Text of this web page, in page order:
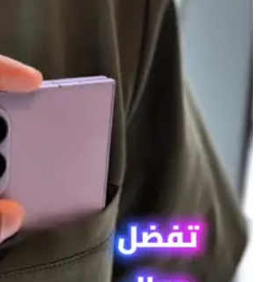
لكنها أكثر من مجرد نسخة مقلدة. تتميز